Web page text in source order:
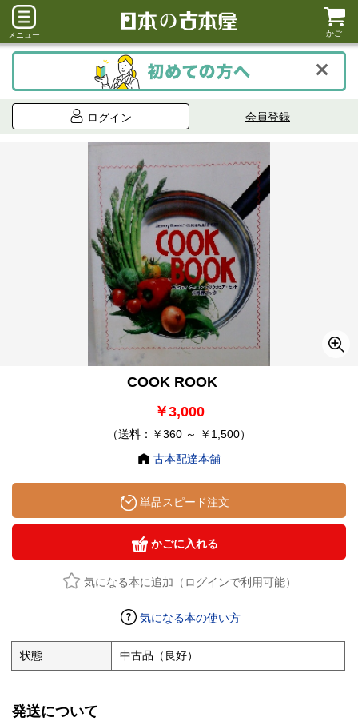
メニュー かご
ログイン 会員登録
COOK ROOK
￥3,000
（送料：￥360 ～ ￥1,500）
古本配達本舗
単品スピード注文
かごに入れる
気になる本に追加（ログインで利用可能）
気になる本の使い方
状態 中古品（良好）
発送について